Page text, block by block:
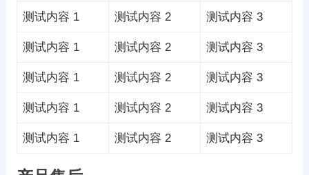
测试内容 1 测试内容 2 测试内容 3
测试内容 1 测试内容 2 测试内容 3
测试内容 1 测试内容 2 测试内容 3
测试内容 1 测试内容 2 测试内容 3
测试内容 1 测试内容 2 测试内容 3